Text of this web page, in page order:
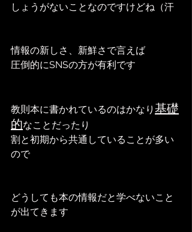
しょうがないことなのですけどね（汗
情報の新しさ、新鮮さで言えば
圧倒的にSNSの方が有利です
教則本に書かれているのはかなり 基礎
的なことだったり
割と初期から共通していることが多い
ので
どうしても本の情報だと学べないこと
が出てきます